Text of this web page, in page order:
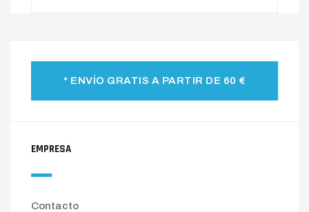
* ENVÍO GRATIS A PARTIR DE 60 €
EMPRESA
Contacto